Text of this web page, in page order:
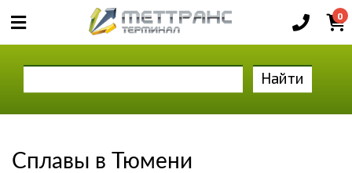
0
Найти
Сплавы в Тюмени